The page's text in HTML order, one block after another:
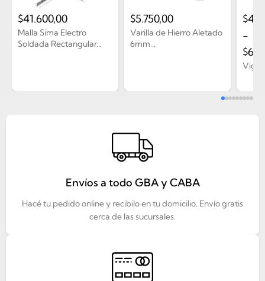
Malla Sima Electro
Soldada Rectangular...
$41.600,00
Varilla de Hierro Aletado
6mm...
$5.750,00
$
-
$
Envíos a todo GBA y CABA
Hacé tu pedido online y recibilo en tu domicilio. Envío gratis
cerca de las sucursales.